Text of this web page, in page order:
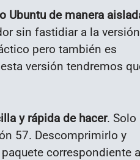
Ubuntu de manera
sin fastidiar a la versión
pero también es
versión tendremos
y rápida de hacer. Solo
57. Descomprimirlo y
correspondiente a